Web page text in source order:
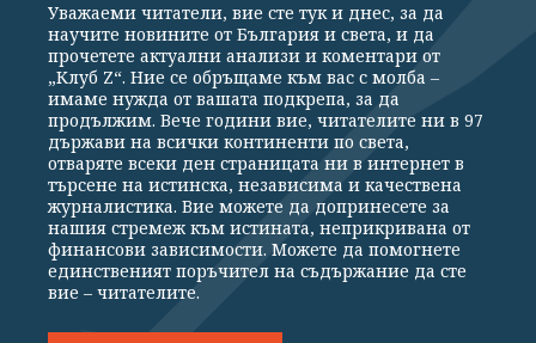
Общи условия
Политика за поверителност
Реклама
Партньори Контакти
За Клуб Z
Екип
Подкрепете ни
Издател на www.clubz.bg е „Клуб Зебра Медия“ ЕООД, София, ул. "Алеко
Константинов" 3. Всички права запазени 2026 „Клуб Зебра Медия“
Препечатването на материали, снимки и видео от www.clubz.bg без
Уважаеми читатели, вие сте тук и днес, за да
научите новините от България и света, и да
прочетете актуални анализи и коментари от
„Клуб Z“. Ние се обръщаме към вас с молба –
имаме нужда от вашата подкрепа, за да
продължим. Вече години вие, читателите ни в 97
държави на всички континенти по света,
отваряте всеки ден страницата ни в интернет в
търсене на истинска, независима и качествена
журналистика. Вие можете да допринесете за
нашия стремеж към истината, неприкривана от
финансови зависимости. Можете да помогнете
единственият поръчител на съдържание да сте
вие – читателите.